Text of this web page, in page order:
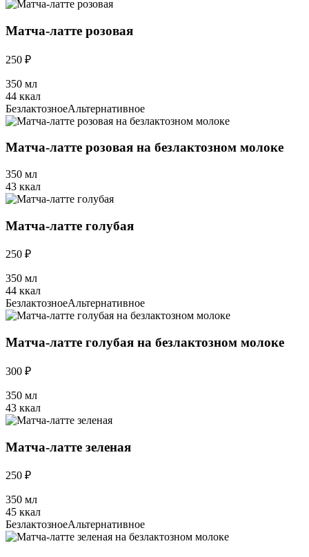
Матча-латте розовая
250 ₽
350 мл
44 ккал
БезлактозноеАльтернативное
Матча-латте розовая на безлактозном молоке
350 мл
43 ккал
Матча-латте голубая
250 ₽
350 мл
44 ккал
БезлактозноеАльтернативное
Матча-латте голубая на безлактозном молоке
300 ₽
350 мл
43 ккал
Матча-латте зеленая
250 ₽
350 мл
45 ккал
БезлактозноеАльтернативное